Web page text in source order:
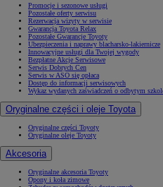
Promocje i sezonowe usługi
Pozostałe oferty serwisu
Rezerwacja wizyty w serwisie
Gwarancja Toyota Relax
Pozostałe Gwarancje Toyoty
Ubezpieczenia i naprawy blacharsko-lakiernicze
Innowacyjne usługi dla Twojej wygody
Bezpłatne Akcje Serwisowe
Serwis Dobrych Cen
Serwis w ASO się opłaca
Dostęp do informacji serwisowych
Wykaz wydanych zaświadczeń o odbytym
Oryginalne części i oleje Toyota
Oryginalne części Toyoty
Oryginalne oleje Toyoty
Akcesoria
Oryginalne akcesoria Toyoty
Opony i koła zimowe